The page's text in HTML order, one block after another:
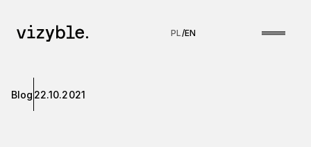
PL/EN
Blog 22.10.2021